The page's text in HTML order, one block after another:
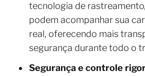
tecnologia de
podem acompanhar sua
real, oferecendo mais
segurança durante todo o
Segurança e controle